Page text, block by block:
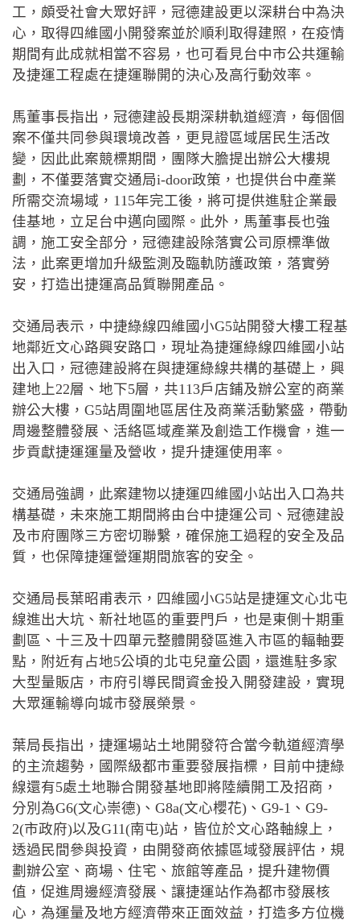
工，頗受社會大眾好評，冠德建設更以深耕台中為決
心，取得四維國小開發案並於順利取得建照，在疫情
期間有此成就相當不容易，也可看見台中市公共運輸
及捷運工程處在捷運聯開的決心及高行動效率。
馬董事長指出，冠德建設長期深耕軌道經濟，每個個
案不僅共同參與環境改善，更見證區域居民生活改
變，因此此案競標期間，團隊大膽提出辦公大樓規
劃，不僅要落實交通局i-door政策，也提供台中產業
所需交流場域，115年完工後，將可提供進駐企業最
佳基地，立足台中邁向國際。此外，馬董事長也強
調，施工安全部分，冠德建設除落實公司原標準做
法，此案更增加升級監測及臨軌防護政策，落實勞
安，打造出捷運高品質聯開產品。
交通局表示，中捷綠線四維國小G5站開發大樓工程基
地鄰近文心路興安路口，現址為捷運綠線四維國小站
出入口，冠德建設將在與捷運綠線共構的基礎上，興
建地上22層、地下5層，共113戶店鋪及辦公室的商業
辦公大樓，G5站周圍地區居住及商業活動繁盛，帶動
周邊整體發展、活絡區域產業及創造工作機會，進一
步貢獻捷運運量及營收，提升捷運使用率。
交通局強調，此案建物以捷運四維國小站出入口為共
構基礎，未來施工期間將由台中捷運公司、冠德建設
及市府團隊三方密切聯繫，確保施工過程的安全及品
質，也保障捷運營運期間旅客的安全。
交通局長葉昭甫表示，四維國小G5站是捷運文心北屯
線進出大坑、新社地區的重要門戶，也是東側十期重
劃區、十三及十四單元整體開發區進入市區的輻軸要
點，附近有占地5公頃的北屯兒童公園，還進駐多家
大型量販店，市府引導民間資金投入開發建設，實現
大眾運輸導向城市發展榮景。
葉局長指出，捷運場站土地開發符合當今軌道經濟學
的主流趨勢，國際級都市重要發展指標，目前中捷綠
線還有5處土地聯合開發基地即將陸續開工及招商，
分別為G6(文心崇德)、G8a(文心櫻花)、G9-1、G9-
2(市政府)以及G11(南屯)站，皆位於文心路軸線上，
透過民間參與投資，由開發商依據區域發展評估，規
劃辦公室、商場、住宅、旅館等產品，提升建物價
值，促進周邊經濟發展、讓捷運站作為都市發展核
心，為運量及地方經濟帶來正面效益，打造多方位機